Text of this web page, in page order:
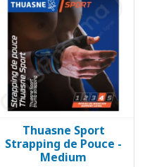
Thuasne Sport
Strapping de Pouce -
Medium